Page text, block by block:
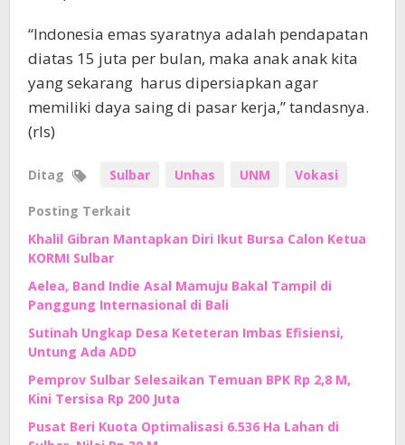
“Indonesia emas syaratnya adalah pendapatan
diatas 15 juta per bulan, maka anak anak kita
yang sekarang harus dipersiapkan agar
memiliki daya saing di pasar kerja,” tandasnya.
(rls)
Ditag Sulbar Unhas UNM Vokasi
Posting Terkait
Khalil Gibran Mantapkan Diri Ikut Bursa Calon Ketua
KORMI Sulbar
Aelea, Band Indie Asal Mamuju Bakal Tampil di
Panggung Internasional di Bali
Sutinah Ungkap Desa Keteteran Imbas Efisiensi,
Untung Ada ADD
Pemprov Sulbar Selesaikan Temuan BPK Rp 2,8 M,
Kini Tersisa Rp 200 Juta
Pusat Beri Kuota Optimalisasi 6.536 Ha Lahan di